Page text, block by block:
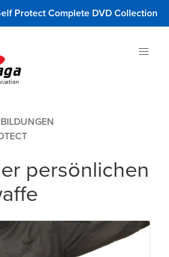
Protect Complete DVD Collection
persönlichen